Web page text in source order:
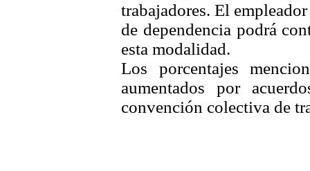
trabajadores. El
de dependencia podrá
esta modalidad.
Los porcentajes
aumentados por
convención colectiva de